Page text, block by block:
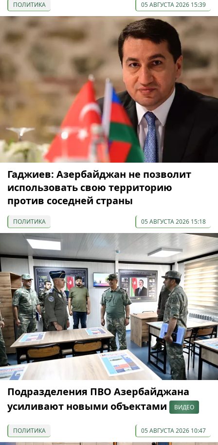
ПОЛИТИКА 05 АВГУСТА 2026 15:39
Гаджиев: Азербайджан не позволит
использовать свою территорию
против соседней страны
ПОЛИТИКА 05 АВГУСТА 2026 15:18
Подразделения ПВО Азербайджана
усиливают новыми объектами
ВИДЕО
ПОЛИТИКА 05 АВГУСТА 2026 10:47